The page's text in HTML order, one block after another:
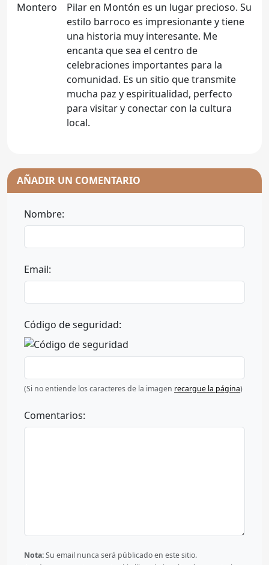
Pilar en Montón es un lugar precioso. Su
estilo barroco es impresionante y tiene
una historia muy interesante. Me
encanta que sea el centro de
celebraciones importantes para la
comunidad. Es un sitio que transmite
mucha paz y espiritualidad, perfecto
para visitar y conectar con la cultura
local.
AÑADIR UN COMENTARIO
Nombre:
Email:
Código de seguridad:
(Si no entiende los caracteres de la imagen recargue la página)
Comentarios:
Nota:Su email nunca será públicado en este sitio.